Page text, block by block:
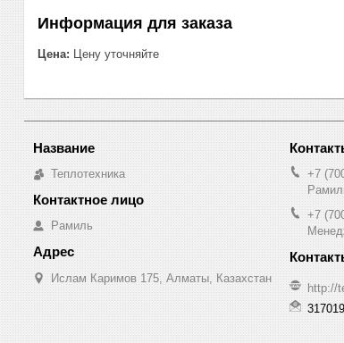
Информация для заказа
Цена: Цену уточняйте
Теплотехника
Рамиль
Ислам Каримов 175, Алматы, Казахстан
+7
+7
http://